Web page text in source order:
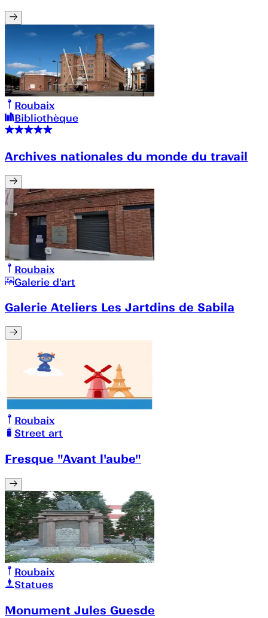
Roubaix
Bibliothèque
Archives nationales du monde du travail
Roubaix
Galerie d'art
Galerie Ateliers Les Jartdins de Sabila
Roubaix
Street art
Fresque "Avant l'aube"
Roubaix
Statues
Monument Jules Guesde